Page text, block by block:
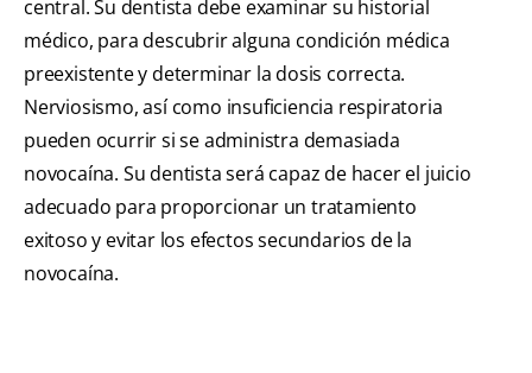
central. Su dentista debe examinar su historial
médico, para descubrir alguna condición médica
preexistente y determinar la dosis correcta.
Nerviosismo, así como insuficiencia respiratoria
pueden ocurrir si se administra demasiada
novocaína. Su dentista será capaz de hacer el juicio
adecuado para proporcionar un tratamiento
exitoso y evitar los efectos secundarios de la
novocaína.